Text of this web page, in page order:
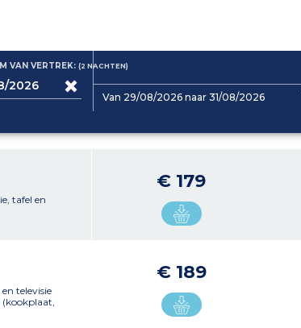
VAN VERTREK:(2NACHTEN)
Van 29/08/2026 naar 31/08/2026
tafel en
en wc
€ 179
televisie
€ 189